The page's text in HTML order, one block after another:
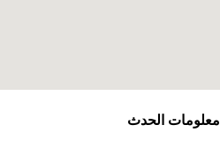
معلومات الحدث